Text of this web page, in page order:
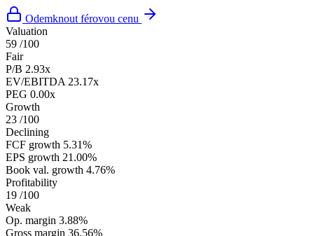
Odemknout férovou cenu
Valuation
59 /100
Fair
P/B 2.93x
EV/EBITDA 23.17x
PEG 0.00x
Growth
23 /100
Declining
FCF growth 5.31%
EPS growth 21.00%
Book val. growth 4.76%
Profitability
19 /100
Weak
Op. margin 3.88%
Gross margin 36.56%